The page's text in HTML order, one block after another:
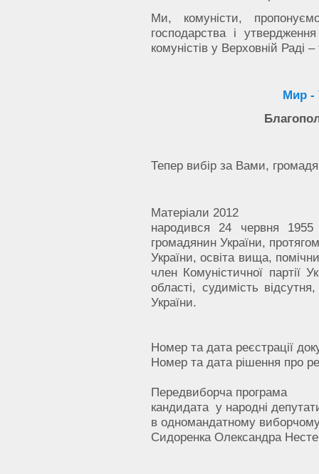
Ми, комуністи,
господарства і
комуністів у Верховній
Мир -
Тепер вибір за Вами,
Матеріали 2012
народився 24 червня 1955
громадянин України,
України, освіта вища,
член Комуністичної партії
області, судимість
України.
Номер та дата реєстрації
Номер та дата рішення про
Передвиборча програма
кандидата у народні
в одномандатному
Сидоренка Олександра